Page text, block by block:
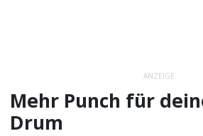
ANZEIGE
Mehr Punch für
Drum